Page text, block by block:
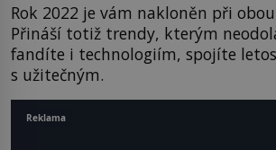
Rok 2022 je vám nakloněn při
Přináší totiž trendy, kterým
fandíte i technologiím, spojíte
s užitečným.
Reklama